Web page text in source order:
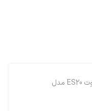
یخچال و فریزر پایین الکترواستیل 20 فوت ES20 مدل